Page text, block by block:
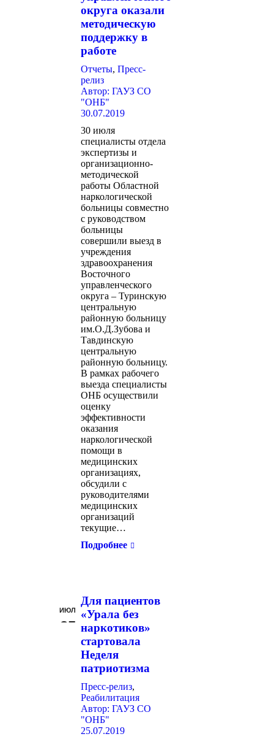
округа оказали
методическую
поддержку в
работе
Отчеты, Пресс-
релиз
Автор: ГАУЗ СО
"ОНБ"
30.07.2019
30 июля
специалисты отдела
экспертизы и
организационно-
методической
работы Областной
наркологической
больницы совместно
с руководством
больницы
совершили выезд в
учреждения
здравоохранения
Восточного
управленческого
округа – Туринскую
центральную
районную больницу
им.О.Д.Зубова и
Тавдинскую
центральную
районную больницу.
В рамках рабочего
выезда специалисты
ОНБ осуществили
оценку
эффективности
оказания
наркологической
помощи в
медицинских
организациях,
обсудили с
руководителями
медицинских
организаций
текущие…
Подробнее
ИЮЛ
25
Для пациентов
«Урала без
наркотиков»
стартовала
Неделя
патриотизма
Пресс-релиз,
Реабилитация
Автор: ГАУЗ СО
"ОНБ"
25.07.2019